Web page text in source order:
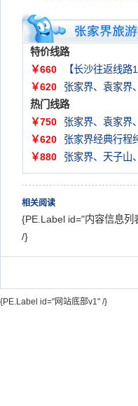
特价线路
￥660
【长沙往返线
￥620
张家界、袁家界
热门线路
￥750
张家界、袁家界
￥620
张家界经典行程
￥880
张家界、天子山
相关阅读
{PE.Label id="内容信息
/}
{PE.Label id="网站底部v1" /}